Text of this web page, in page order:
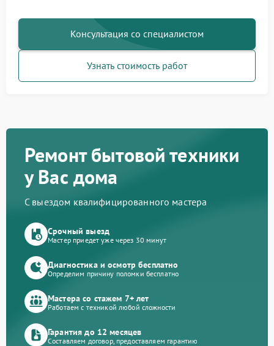
Консультация со специалистом
Узнать стоимость работ
Ремонт бытовой техники
у Вас дома
С выездом квалифицированного мастера
Срочный выезд
Мастер приедет уже через 30 минут
Диагностика и осмотр бесплатно
Определим причину поломки бесплатно
Мастера со стажем 7+ лет
Работаем с техникой любой сложности
Гарантия до 12 месяцев
Составляем договор, предоставляем гарантию